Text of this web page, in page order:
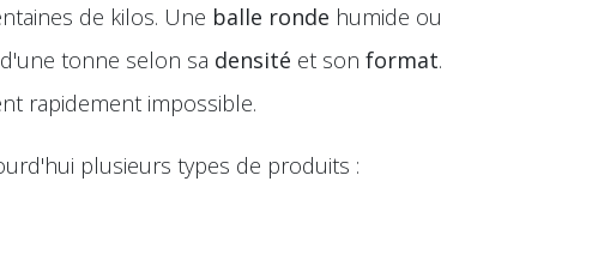
de kilos. Une balle ronde humide ou
tonne selon sa densité et son format.
rapidement impossible.
plusieurs types de produits :